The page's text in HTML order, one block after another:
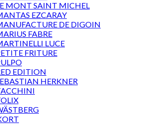
MONT SAINT MICHEL
EZCARAY
DE DIGOIN
FABRE
LUCE
FRITURE
EDITION
HERKNER